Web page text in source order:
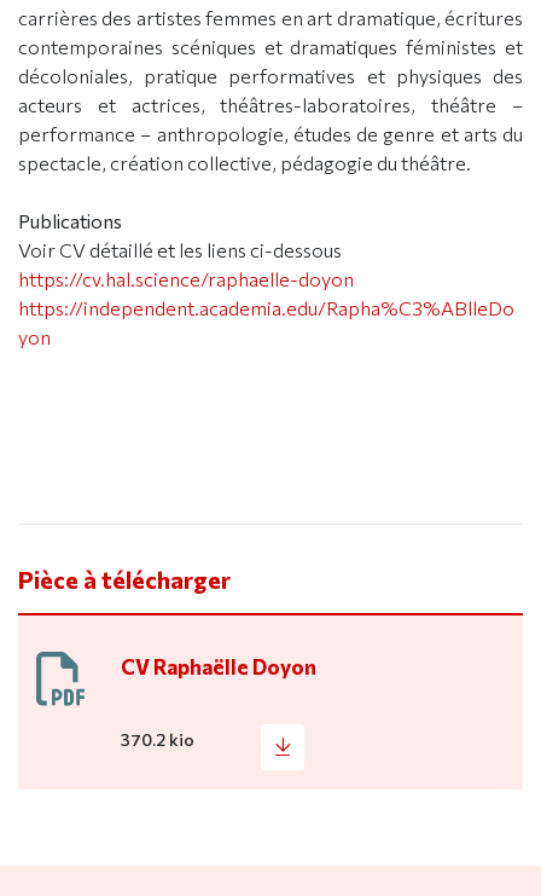
carrières des artistes femmes en art dramatique, écritures
contemporaines scéniques et dramatiques féministes et
décoloniales, pratique performatives et physiques des
acteurs et actrices, théâtres-laboratoires, théâtre –
performance – anthropologie, études de genre et arts du
spectacle, création collective, pédagogie du théâtre.
Publications
Voir CV détaillé et les liens ci-dessous
https://cv.hal.science/raphaelle-doyon
https://independent.academia.edu/Rapha%C3%ABlleDo
yon
Pièce à télécharger
CV Raphaëlle Doyon
370.2 kio